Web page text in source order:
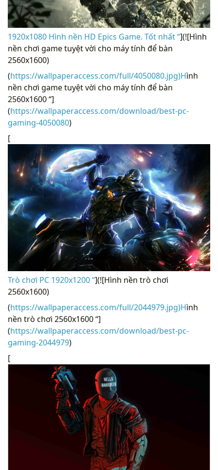
1920x1080 Hình nền HD Epics Game. Tốt nhất “](![Hình
nền chơi game tuyệt vời cho máy tính để bàn
2560x1600)
(https://wallpaperaccess.com/full/4050080.jpg)Hình
nền chơi game tuyệt vời cho máy tính để bàn
2560x1600 “]
(https://wallpaperaccess.com/download/best-pc-
gaming-4050080)
[
Trò chơi PC 1920x1200 “](![Hình nền trò chơi
2560x1600)
(https://wallpaperaccess.com/full/2044979.jpg)Hình
nền trò chơi 2560x1600 “]
(https://wallpaperaccess.com/download/best-pc-
gaming-2044979)
[